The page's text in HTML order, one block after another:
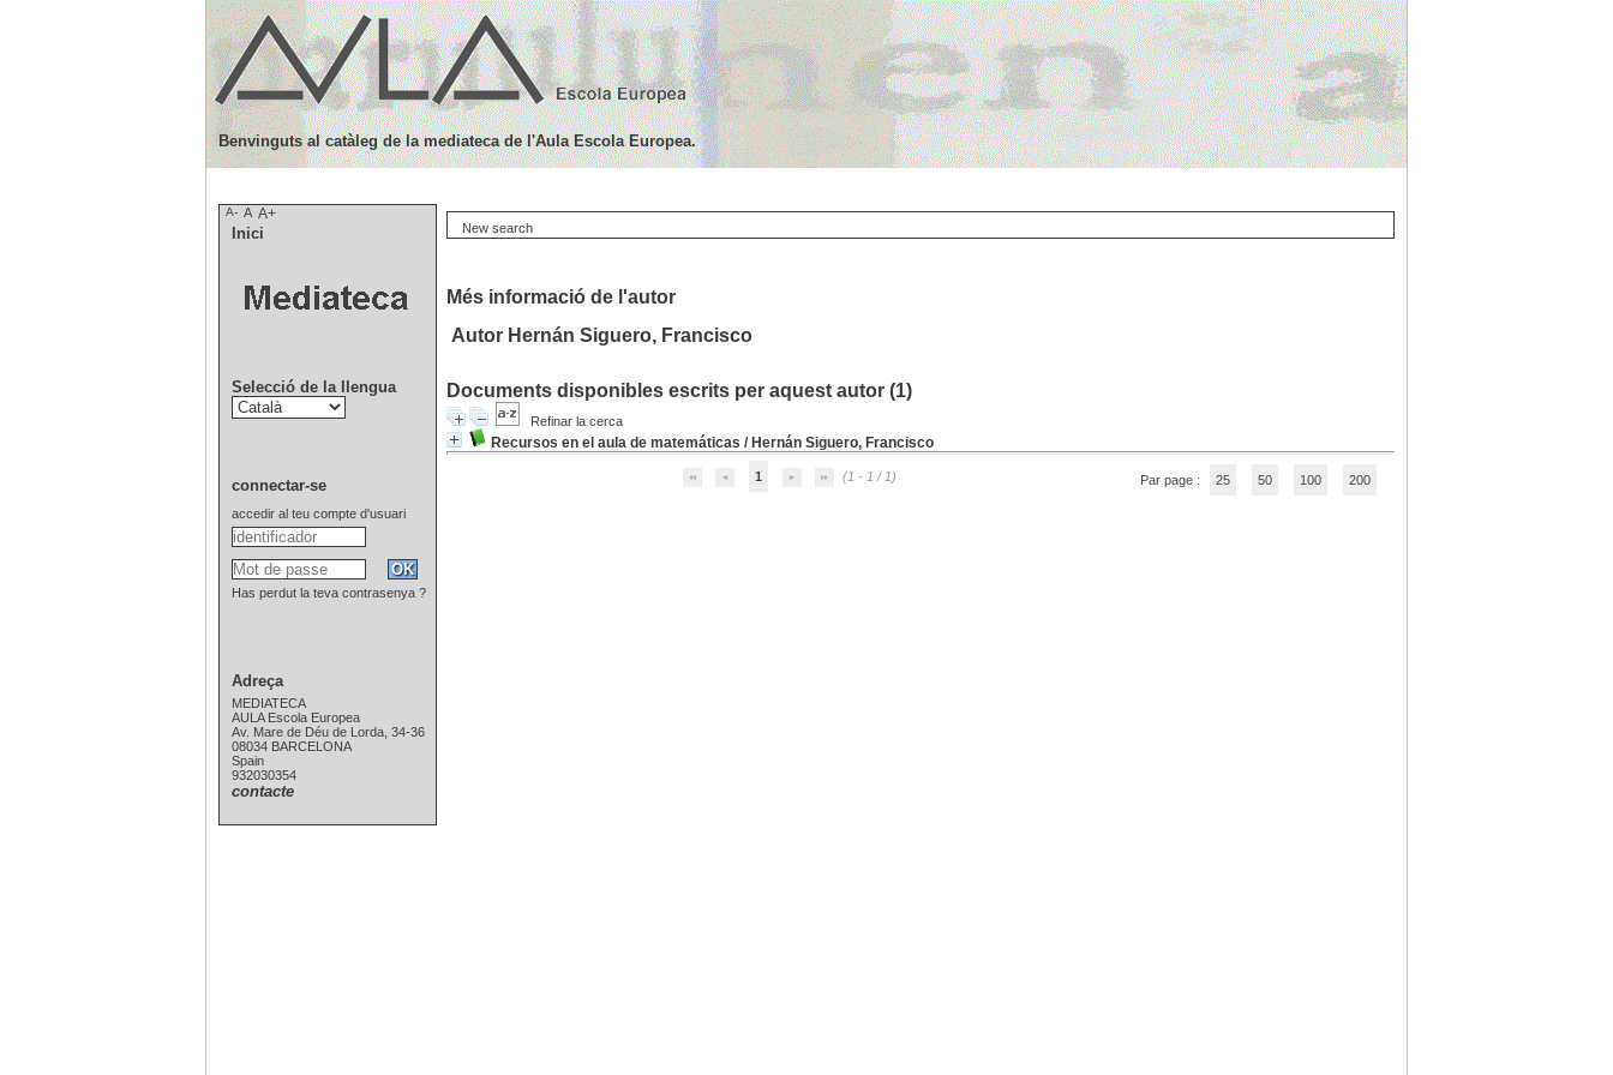
New search
Més informació de l'autor
Autor Hernán Siguero, Francisco
Documents disponibles escrits per aquest autor (1)
Refinar la cerca
Recursos en el aula de matemáticas / Hernán Siguero, Francisco
1 (1 - 1 / 1) Par page : 25 50 100 200
Benvinguts al catàleg de la mediateca de l'Aula Escola Europea.
A- A A+
Inici
Selecció de la llengua
connectar-se
accedir al teu compte d'usuari
Has perdut la teva contrasenya ?
Adreça
MEDIATECA
AULA Escola Europea
Av. Mare de Déu de Lorda, 34-36
08034 BARCELONA
Spain
932030354
contacte